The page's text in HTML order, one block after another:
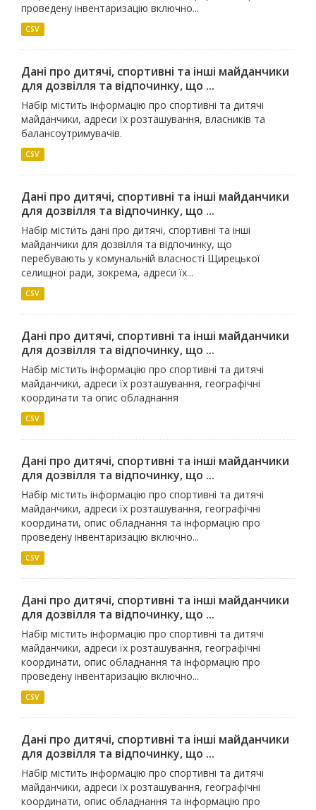
проведену інвентаризацію включно...
CSV
Дані про дитячі, спортивні та інші майданчики
для дозвілля та відпочинку, що ...
Набір містить інформацію про спортивні та дитячі
майданчики, адреси їх розташування, власників та
балансоутримувачів.
CSV
Дані про дитячі, спортивні та інші майданчики
для дозвілля та відпочинку, що ...
Набір містить дані про дитячі, спортивні та інші
майданчики для дозвілля та відпочинку, що
перебувають у комунальній власності Щирецької
селищної ради, зокрема, адреси їх...
CSV
Дані про дитячі, спортивні та інші майданчики
для дозвілля та відпочинку, що ...
Набір містить інформацію про спортивні та дитячі
майданчики, адреси їх розташування, географічні
координати та опис обладнання
CSV
Дані про дитячі, спортивні та інші майданчики
для дозвілля та відпочинку, що ...
Набір містить інформацію про спортивні та дитячі
майданчики, адреси їх розташування, географічні
координати, опис обладнання та інформацію про
проведену інвентаризацію включно...
CSV
Дані про дитячі, спортивні та інші майданчики
для дозвілля та відпочинку, що ...
Набір містить інформацію про спортивні та дитячі
майданчики, адреси їх розташування, географічні
координати, опис обладнання та інформацію про
проведену інвентаризацію включно...
CSV
Дані про дитячі, спортивні та інші майданчики
для дозвілля та відпочинку, що ...
Набір містить інформацію про спортивні та дитячі
майданчики, адреси їх розташування, географічні
координати, опис обладнання та інформацію про